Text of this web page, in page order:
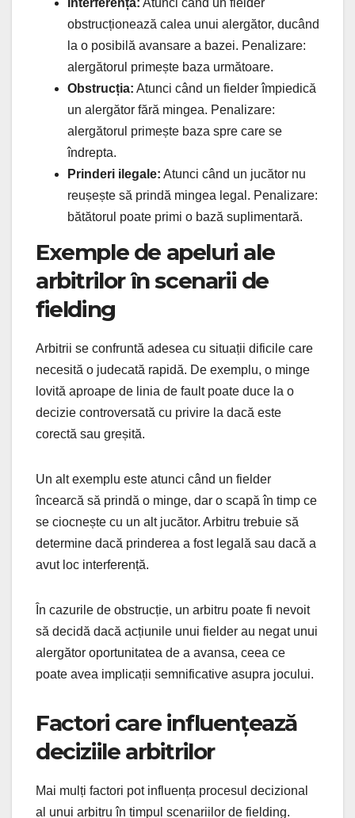
Interferența: Atunci când un fielder
obstrucționează calea unui alergător, ducând
la o posibilă avansare a bazei. Penalizare:
alergătorul primește baza următoare.
Obstrucția: Atunci când un fielder împiedică
un alergător fără mingea. Penalizare:
alergătorul primește baza spre care se
îndrepta.
Prinderi ilegale: Atunci când un jucător nu
reușește să prindă mingea legal. Penalizare:
bătătorul poate primi o bază suplimentară.
Exemple de apeluri ale
arbitrilor în scenarii de
fielding
Arbitrii se confruntă adesea cu situații dificile care
necesită o judecată rapidă. De exemplu, o minge
lovită aproape de linia de fault poate duce la o
decizie controversată cu privire la dacă este
corectă sau greșită.
Un alt exemplu este atunci când un fielder
încearcă să prindă o minge, dar o scapă în timp ce
se ciocnește cu un alt jucător. Arbitru trebuie să
determine dacă prinderea a fost legală sau dacă a
avut loc interferență.
În cazurile de obstrucție, un arbitru poate fi nevoit
să decidă dacă acțiunile unui fielder au negat unui
alergător oportunitatea de a avansa, ceea ce
poate avea implicații semnificative asupra jocului.
Factori care influențează
deciziile arbitrilor
Mai mulți factori pot influența procesul decizional
al unui arbitru în timpul scenariilor de fielding.